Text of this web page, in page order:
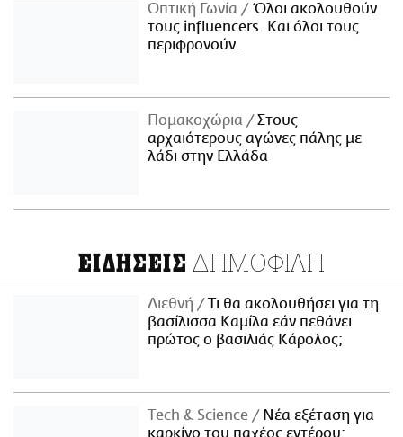
Οπτική Γωνία
Όλοι ακολουθούν
τους influencers. Και όλοι τους
περιφρονούν.
Πομακοχώρια
Στους
αρχαιότερους αγώνες πάλης με
λάδι στην Ελλάδα
ΕΙΔΗΣΕΙΣ ΔΗΜΟΦΙΛΗ
Διεθνή
Τι θα ακολουθήσει για τη
βασίλισσα Καμίλα εάν πεθάνει
πρώτος ο βασιλιάς Κάρολος;
Τech & Science
Νέα εξέταση για
καρκίνο του παχέος εντέρου: